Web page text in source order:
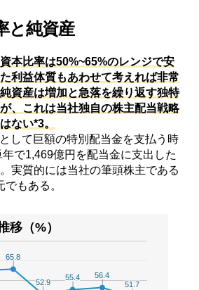
と純資産
本比率は50%~65%のレンジで安
利益体質もあわせて考えれば非常
資産は増加と急落を繰り返す独特
、これは当社独自の株主配当戦略
ない*3。
して巨額の特別配当金を支払う時
で1,469億円を配当金に支出した
実質的には当社の筆頭株主である
もある。
移（%）
65.8
65.8
52.9
52.9
55.4
55.4 56.4
56.4
51.7
51.7